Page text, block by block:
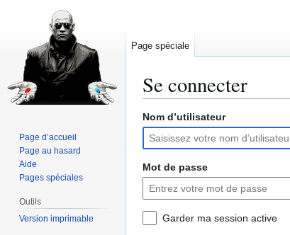
Se connecter
Aller
la
navigation
Aller
la
recherche
Nom d’utilisateur
Mot de passe
Garder ma session active
Page spéciale
Page d’accueil
Page au hasard
Aide
Pages spéciales
Outils
Version imprimable